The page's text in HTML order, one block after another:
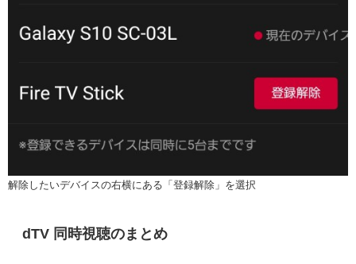
解除したいデバイスの右横にある「登録解除」を選択
dTV 同時視聴のまとめ